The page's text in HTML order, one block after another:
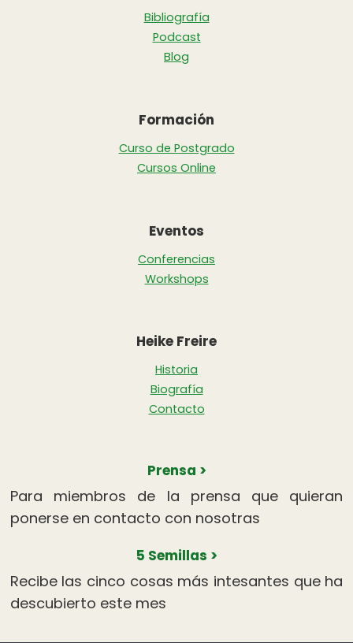
Bibliografía
Podcast
Blog
Formación
Curso de Postgrado
Cursos Online
Eventos
Conferencias
Workshops
Heike Freire
Historia
Biografía
Contacto
Prensa >
Para miembros de la prensa que quieran
ponerse en contacto con nosotras
5 Semillas >
Recibe las cinco cosas más intesantes que ha
descubierto este mes